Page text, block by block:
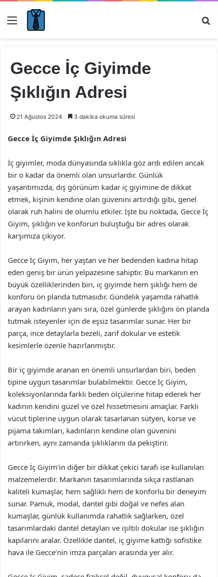
Menü
Gecce İç Giyimde
Şıklığın Adresi
21 Ağustos 2024 3 dakika okuma süresi
Gecce İç Giyimde Şıklığın Adresi
İç giyimler, moda dünyasında sıklıkla göz ardı edilen ancak
bir o kadar da önemli olan unsurlardır. Günlük
yaşantımızda, dış görünüm kadar iç giyimine de dikkat
etmek, kişinin kendine olan güvenini artırdığı gibi, genel
olarak ruh halini de olumlu etkiler. İşte bu noktada, Gecce İç
Giyim, şıklığın ve konforun buluştuğu bir adres olarak
karşımıza çıkıyor.
Gecce İç Giyim, her yaştan ve her bedenden kadına hitap
eden geniş bir ürün yelpazesine sahiptir. Bu markanın en
büyük özelliklerinden biri, iç giyimde hem şıklığı hem de
konforu ön planda tutmasıdır. Gündelik yaşamda rahatlık
arayan kadınların yanı sıra, özel günlerde şıklığını ön planda
tutmak isteyenler için de eşsiz tasarımlar sunar. Her bir
parça, ince detaylarla bezeli, zarif dokular ve estetik
kesimlerle özenle hazırlanmıştır.
Bir iç giyimde aranan en önemli unsurlardan biri, beden
tipine uygun tasarımlar bulabilmektir. Gecce İç Giyim,
koleksiyonlarında farklı beden ölçülerine hitap ederek her
kadının kendini güzel ve özel hissetmesini amaçlar. Farklı
vücut tiplerine uygun olarak tasarlanan sütyen, korse ve
pijama takımları, kadınların kendine olan güvenini
artırırken, aynı zamanda şıklıklarını da pekiştirir.
Gecce İç Giyim’in diğer bir dikkat çekici tarafı ise kullanılan
malzemelerdir. Markanın tasarımlarında sıkça rastlanan
kaliteli kumaşlar, hem sağlıklı hem de konforlu bir deneyim
sunar. Pamuk, modal, dantel gibi doğal ve nefes alan
kumaşlar, günlük kullanımda rahatlık sağlarken, özel
tasarımlardaki dantel detayları ve ışıltılı dokular ise şıklığın
kapılarını aralar. Özellikle dantel, iç giyime kattığı sofistike
hava ile Gecce’nin imza parçaları arasında yer alır.